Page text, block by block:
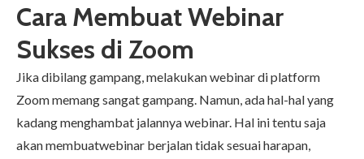
Cara Membuat Webinar
Sukses di Zoom
Jika dibilang gampang, melakukan webinar di platform
Zoom memang sangat gampang. Namun, ada hal-hal yang
kadang menghambat jalannya webinar. Hal ini tentu saja
akan membuatwebinar berjalan tidak sesuai harapan,